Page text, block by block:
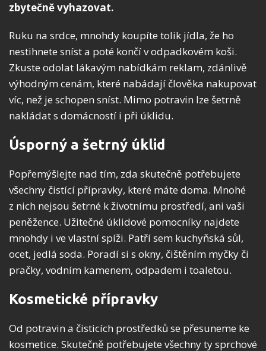
zbytečně vyhazovat.
Ruku na srdce, mnohdy koupíte tolik jídla, že ho
nestihnete sníst a poté končí v odpadkovém koši.
Zkuste odolat lákavým nabídkám reklam, zdánlivě
výhodným cenám, které nabádají člověka nakupovat
víc, než je schopen sníst. Mimo potravin lze šetrně
nakládat s domácností i při úklidu.
Úsporný a šetrný úklid
Popřemýšlejte nad tím, zda skutečně potřebujete
všechny čistící přípravky, které máte doma. Mnohé
z nich nejsou šetrné k životnímu prostředí, ani vaši
peněžence. Užitečné úklidové pomocníky najdete
mnohdy i ve vlastní spíži. Patří sem kuchyňská sůl,
ocet, jedlá soda. Poradí si s okny, čištěním myčky či
pračky, vodním kamenem, odpadem i toaletou.
Kosmetické přípravky
Od potravin a čisticích prostředků se přesuneme ke
kosmetice. Skutečně potřebujete všechny ty sprchové